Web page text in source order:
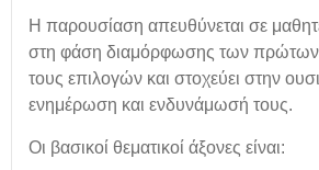
Η παρουσίαση απευθύνεται σε
στη φάση διαμόρφωσης των πρώτων
τους επιλογών και στοχεύει στην
ενημέρωση και ενδυνάμωσή τους.
Οι βασικοί θεματικοί άξονες είναι: